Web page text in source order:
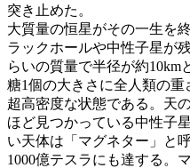
突き止めた。
大質量の恒星がその一生を
ラックホールや中性子星が
らいの質量で半径が約
糖1個の大きさに全人類の
超高密度な状態である。天
ほど見つかっている中性子
い天体は「マグネター」と
1000億テスラにも達する。